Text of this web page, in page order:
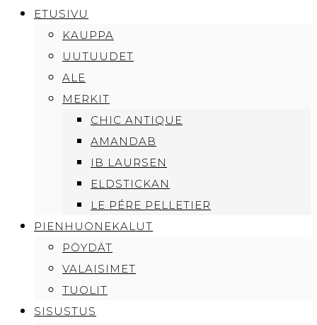
websiteETUSIVU
KAUPPA
UUTUUDET
ALE
MERKIT
CHIC ANTIQUE
AMANDAB
IB LAURSEN
ELDSTICKAN
LE PÉRE PELLETIER
PIENHUONEKALUT
PÖYDÄT
VALAISIMET
TUOLIT
SISUSTUS